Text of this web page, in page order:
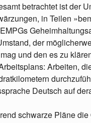
betrachtet ist der
in Teilen
der
und den es zu
Arbeiten,
Deutsch auf
schwarze Pläne